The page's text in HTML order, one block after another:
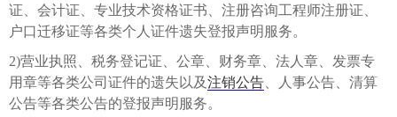
证、会计证、专业技术资格证书、注册咨询工程师注册证、
户口迁移证等各类个人证件遗失登报声明服务。
2)营业执照、税务登记证、公章、财务章、法人章、发票专
用章等各类公司证件的遗失以及注销公告、人事公告、清算
公告等各类公告的登报声明服务。